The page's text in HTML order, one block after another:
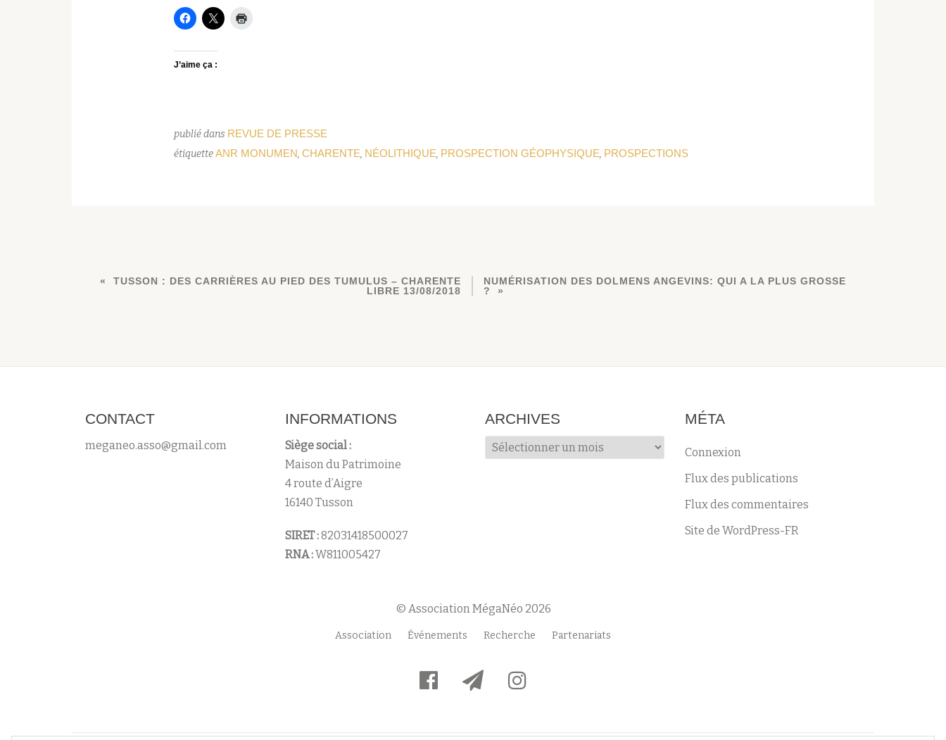
J’aime ça :
publié dans REVUE DE PRESSE
étiquetteANR MONUMEN, CHARENTE, NÉOLITHIQUE, PROSPECTION GÉOPHYSIQUE, PROSPECTIONS
TUSSON : DES CARRIÈRES AU PIED DES TUMULUS – CHARENTE
LIBRE 13/08/2018
NUMÉRISATION DES DOLMENS ANGEVINS: QUI A LA PLUS GROSSE
?
CONTACT
meganeo.asso@gmail.com
INFORMATIONS
Siège social :
Maison du Patrimoine
4 route d’Aigre
16140 Tusson
SIRET :82031418500027
RNA :W811005427
ARCHIVES
Archives
MÉTA
Connexion
Flux des publications
Flux des commentaires
Site de WordPress-FR
© Association MégaNéo 2026
Association Événements Recherche Partenariats
fa-
fa-